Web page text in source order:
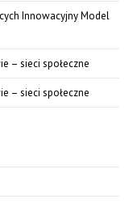
Innowacyjny Model
– sieci społeczne
– sieci społeczne